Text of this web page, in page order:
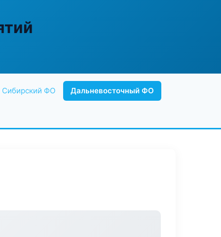
Сибирский ФО Дальневосточный ФО